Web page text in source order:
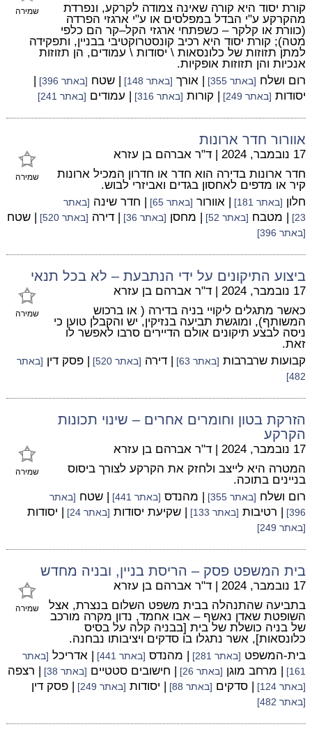
שמירה
קורת יסוד היא קורה שאינה צמודה לקרקע, ונפרדת
מהקרקע ע"י הבדל במפלסים או ע"י ארגזי הפרדה
(כוורת או קלקר – כשפתחי ארגזי הקל–קר הם כלפי
מטה); קורת יסוד היא רכיב קונסטרוקטיבי בבניין, ותפקידה
למתן תזוזות של כלונסאות \ יסודות \ עמודים, הן תזוזות
אנכיות והן תזוזות אופקיות.
רום ושלח [באתר 355] | אורך [באתר 148] | שטח [באתר 396]
|
יסודות [באתר 249] | קורות [באתר 316] | עמודים [באתר 241]
אוורור חדר ארונות
שמירה
17 נובמבר, 2024 | ד"ר אברהם בן עזרא
חדר ארונות בדירה הוא חדר או חדרון המכיל ארונות
קיר או מדפים לאחסון בגדים ואביזרי לבוש.
חלון [באתר 181] | אוורור [באתר 65] | חדר שינה [באתר
23]
| מטבח [באתר 52] | מחסן [באתר 36] | דירה [באתר 520] | שטח
[באתר 396]
ביצוע התיקונים על ידי הנתבעת – לא בכל תנאי
שמירה
17 נובמבר, 2024 | ד"ר אברהם בן עזרא
כאשר מתגלים ליקויי בניה בדירה ( או ברכוש
המשותף), ומוגשת תביעה בנזיקין, יש והקבלן טוען כי
ניסה לבצע תיקונים אולם הדיירים סרבו לאפשר לו
זאת.
קבועות שרברבות [באתר 63] | דירה [באתר 520] | פסק דין [באתר
482]
הזרקת בטון וחומרים אחרים – שינוי תכונות
הקרקע
שמירה
17 נובמבר, 2024 | ד"ר אברהם בן עזרא
המטרה היא לייצב ולחזק את הקרקע לצורך ביסוס
בניינים בתוכה.
רום ושלח [באתר 355] | מהנדס [באתר 441] | שטח [באתר
396]
| רטיבות [באתר 133] | שקיעת יסודות [באתר 24] | יסודות
[באתר 249]
בית המשפט פסק – הריסת בניין, ובניה מחדש
שמירה
17 נובמבר, 2024 | ד"ר אברהם בן עזרא
בתביעה שהתנהלה בבית משפט השלום בנצרת, אצל
השופטת שאדן נאשף – אבו אחמד, נדון מקרה מורכב
של בניה כושלת של בית [בבניה קלה על בסיס
כלונסאות], אשר נתגלו בו סדקים ויציבותו נבחנה.
בית-המשפט [באתר 281] | מהנדס [באתר 441] | אדריכל [באתר
161]
| מרחב מוגן [באתר 26] | חישובים סטטיים [באתר 38] | רצפה
[באתר 124] | סדקים [באתר 88] | יסודות [באתר 249] | פסק דין
[באתר 482]